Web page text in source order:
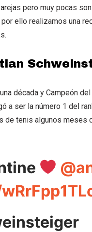
pero muy pocas
ello realizamos una
década y Campeón
a ser la número 1 del
de tenis algunos